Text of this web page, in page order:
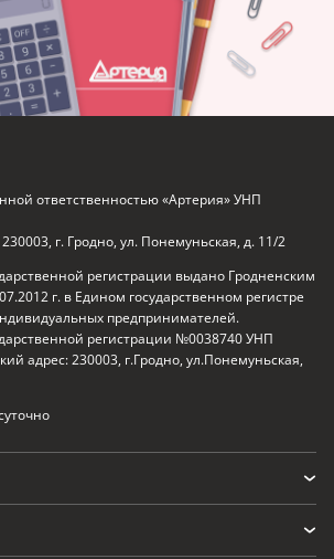
ответственностью «Артерия» УНП
г. Гродно, ул. Понемуньская, д. 11/2
регистрации выдано Гродненским
г. в Едином государственном регистре
предпринимателей.
регистрации №0038740 УНП
адрес: 230003, г.Гродно, ул.Понемуньская,